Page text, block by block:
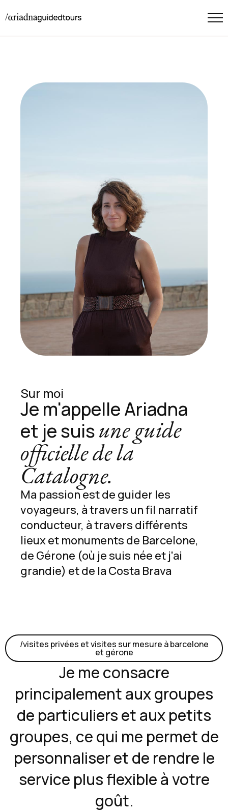
Sur moi
Je m'appelle Ariadna
et je suisune guide
officielle de la
Catalogne.
Ma passion est de guider les
voyageurs, à travers un fil narratif
conducteur, à travers différents
lieux et monuments de Barcelone,
de Gérone (où je suis née et j'ai
grandie) et de la Costa Brava
/visites privées et visites sur mesure à barcelone
et gérone
Je me consacre
principalement aux groupes
de particuliers et aux petits
groupes, ce qui me permet de
personnaliser et de rendre le
service plus flexible à votre
goût.